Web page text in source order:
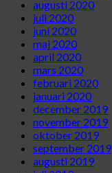
augusti 2020
juli 2020
juni 2020
maj 2020
april 2020
mars 2020
februari 2020
januari 2020
december 2019
november 2019
oktober 2019
september 2019
augusti 2019